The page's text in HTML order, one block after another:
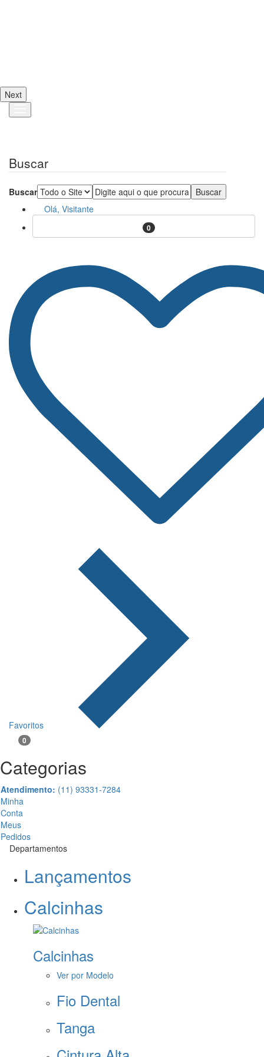
Next
Buscar
Buscar
Olá, Visitante
0
Favoritos
0
Categorias
Atendimento: (11) 93331-7284
Minha
Conta
Meus
Pedidos
Departamentos
Lançamentos
Calcinhas
Calcinhas
Ver por Modelo
Fio Dental
Tanga